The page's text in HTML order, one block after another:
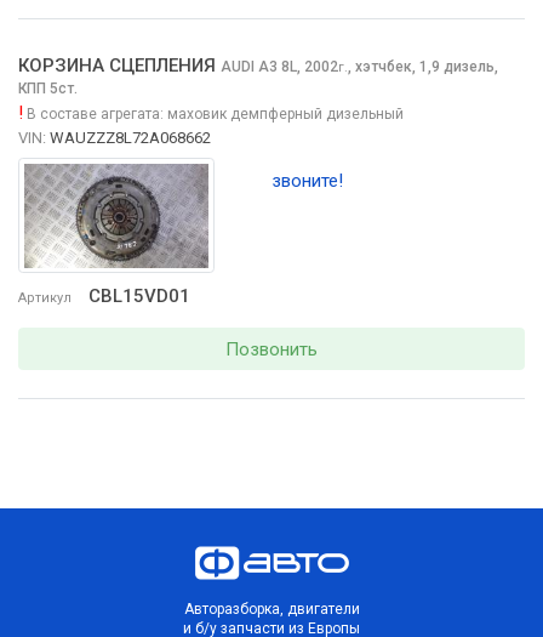
Артикул CBL15VD01
КОРЗИНА СЦЕПЛЕНИЯ AUDI A3 8L, 2002г.
хэтчбек, 1,9 дизель,
КПП 5ст.
! В составе агрегата: маховик демпферный дизельный
VIN: WAUZZZ8L72A068662
звоните!
Позвонить
Авторазборка, двигатели
и б/у запчасти из Европы